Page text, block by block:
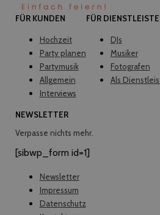
FÜR KUNDEN
Hochzeit
Party planen
Partymusik
Allgemein
Interviews
FÜR
DJs
Musiker
Fotografen
Als
NEWSLETTER
Verpasse nichts mehr.
[sibwp_form id=1]
Newsletter
Impressum
Datenschutz